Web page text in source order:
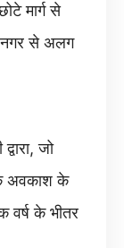
मार्ग से
नगर से अलग
जो
के अवकाश के
वर्ष के भीतर